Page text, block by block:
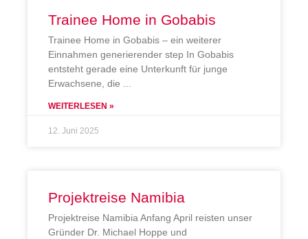
Trainee Home in Gobabis
Trainee Home in Gobabis – ein weiterer
Einnahmen generierender step In Gobabis
entsteht gerade eine Unterkunft für junge
Erwachsene, die
WEITERLESEN »
12. Juni 2025
Projektreise Namibia
Projektreise Namibia Anfang April reisten unser
Gründer Dr. Michael Hoppe und